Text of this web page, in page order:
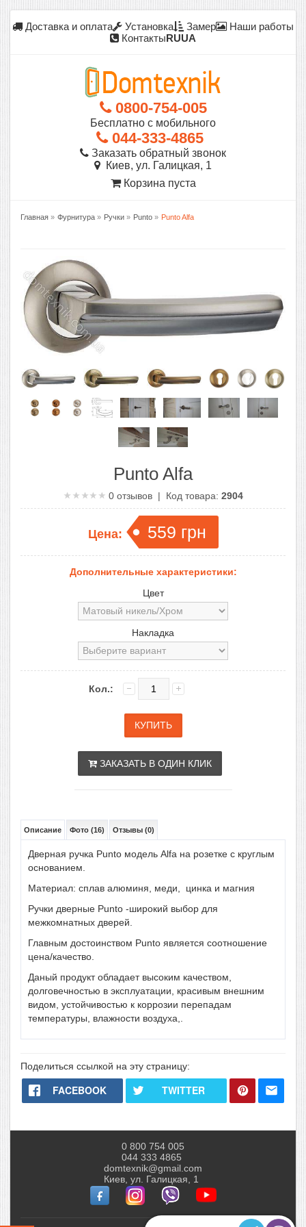
Доставка и оплата Установка Замер
Наши работы
КонтактыRUUA
0800-754-005
Бесплатно с мобильного
044-333-4865
Заказать обратный звонок
Киев, ул. Галицкая, 1
Корзина пуста
Главная » Фурнитура » Ручки » Punto » Punto Alfa
Punto Alfa
0отзывов | Код товара: 2904
Цена: 559 грн
Дополнительные характеристики:
Цвет
Накладка
Кол.:
ЗАКАЗАТЬ В ОДИН КЛИК
Описание Фото (16) Отзывы (0)
Дверная ручка Punto модель Alfa на розетке с круглым
основанием.
Материал: сплав алюминя, меди, цинка и магния
Ручки дверные Punto -широкий выбор для
межкомнатных дверей.
Главным достоинством Punto является соотношение
цена/качество.
Даный продукт обладает высоким качеством,
долговечностью в эксплуатации, красивым внешним
видом, устойчивостью к коррозии перепадам
температуры, влажности воздуха,.
Поделиться ссылкой на эту страницу:
FACEBOOK TWITTER
0 800 754 005
044 333 4865
domtexnik@gmail.com
Киев, ул. Галицкая, 1